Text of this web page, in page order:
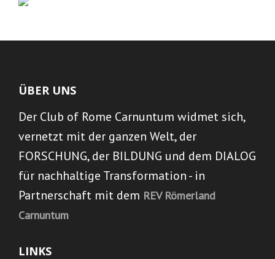
ÜBER UNS
Der Club of Rome Carnuntum widmet sich,
vernetzt mit der ganzen Welt, der
FORSCHUNG, der BILDUNG und dem DIALOG
für nachhaltige Transformation - in
Partnerschaft mit dem REV Römerland
Carnuntum
LINKS